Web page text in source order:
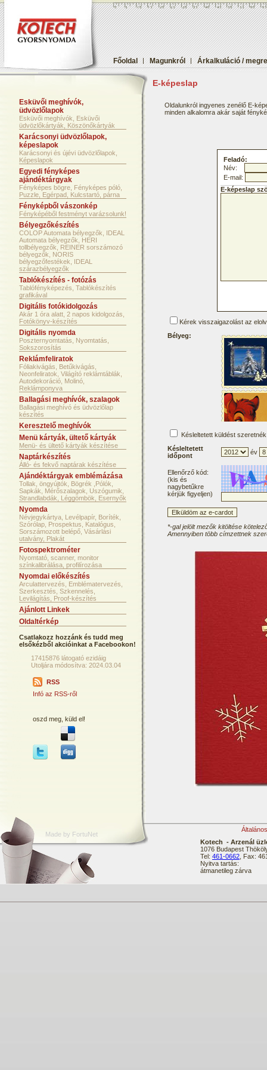
Főoldal | Magunkról | Árkalkuláció /
E-képeslap
Esküvői meghívók,
üdvözlőlapok
Esküvői meghívók, Esküvői
üdvözlőkártyák, Köszönőkártyák
Karácsonyi üdvözlőlapok,
képeslapok
Karácsonyi és újévi üdvözlőlapok,
Képeslapok
Egyedi fényképes
ajándéktárgyak
Fényképes bögre, Fényképes póló,
Puzzle, Egérpad, Kulcstartó, párna
Fényképből vászonkép
Fényképéből festményt varázsolunk!
Bélyegzőkészítés
COLOP Automata bélyegzők, IDEAL
Automata bélyegzők, HERI
tollbélyegzők, REINER sorszámozó
bélyegzők, NORIS
bélyegzőfestékek, IDEAL
szárazbélyegzők
Tablókészítés - fotózás
Tablófényképezés, Tablókészítés
grafikával
Digitális fotókidolgozás
Akár 1 óra alatt, 2 napos kidolgozás,
Fotókönyv-készítés
Digitális nyomda
Poszternyomtatás, Nyomtatás,
Sokszorosítás
Reklámfeliratok
Fóliakivágás, Betűkivágás,
Neonfeliratok, Világító reklámtáblák,
Autodekoráció, Molinó,
Reklámponyva
Ballagási meghívók, szalagok
Ballagási meghívó és üdvözlőlap
készítés
Keresztelő meghívók
Menü kártyák, ültető kártyák
Menü- és ültető kártyák készítése
Naptárkészítés
Álló- és fekvő naptárak készítése
Ajándéktárgyak emblémázása
Tollak, öngyújtók, Bögrék ,Pólók,
Sapkák, Mérőszalagok, Uszógumik,
Strandlabdák, Léggömbök, Esernyők
Nyomda
Névjegykártya, Levélpapír, Boríték,
Szórólap, Prospektus, Katalógus,
Sorszámozott belépő, Vásárlási
utalvány, Plakát
Fotospektrométer
Nyomtató, scanner, monitor
színkalibrálása, profilírozása
Nyomdai előkészítés
Arculattervezés, Emblématervezés,
Szerkesztés, Szkennelés,
Levilágítás, Proof-készítés
Ajánlott Linkek
Oldaltérkép
Csatlakozz hozzánk és tudd meg
elsőkézből akcióinkat a Facebookon!
17415876 látogató ezidáig
Utoljára módosítva: 2024.03.04
RSS
Infó az RSS-ről
oszd meg, küld el!
Oldalunkról ingyenes zenélő E-
minden alkalomra akár saját
Feladó:
Név:
E-mail:
E-képeslap
Kérek visszaigazolást az
Bélyeg:
Késleltetett küldést szeretnék
Késleltetett
időpont
év
Ellenőrző kód:
(kis és
nagybetűkre
kérjük figyeljen)
*-gal jelölt mezők kitöltése
Amennyiben több címzettnek
Made by FortuNet
Kotech - Arzenál
1076 Budapest
Tel: 461-0662 , Fax:
Nyitva tartás:
átmanetileg zárva